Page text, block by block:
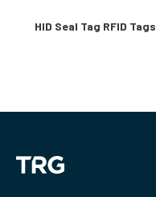
HID Seal Tag RFID Tags